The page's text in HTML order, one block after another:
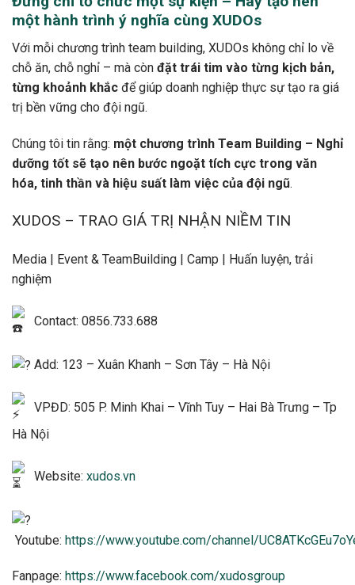
một hành trình ý nghĩa cùng XUDOs
Với mỗi chương trình team building, XUDOs không chỉ lo về
chỗ ăn, chỗ nghỉ – mà còn đặt trái tim vào từng kịch bản,
từng khoảnh khắc để giúp doanh nghiệp thực sự tạo ra giá
trị bền vững cho đội ngũ.
Chúng tôi tin rằng: một chương trình Team Building – Nghỉ
dưỡng tốt sẽ tạo nên bước ngoặt tích cực trong văn
hóa, tinh thần và hiệu suất làm việc của đội ngũ.
XUDOS – TRAO GIÁ TRỊ NHẬN NIỀM TIN
Media | Event & TeamBuilding | Camp | Huấn luyện, trải
nghiệm
Contact: 0856.733.688
Add: 123 – Xuân Khanh – Sơn Tây – Hà Nội
VPĐD: 505 P. Minh Khai – Vĩnh Tuy – Hai Bà Trưng – Tp
Hà Nội
Website: xudos.vn
Youtube: https://www.youtube.com/channel/
Fanpage: https://www.facebook.com/xudosgroup